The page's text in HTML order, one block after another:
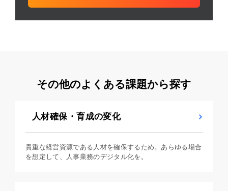
その他のよくある課題から探す
人材確保・育成の変化
貴重な経営資源である人材を確保するため。あらゆる場合
を想定して、人事業務のデジタル化を。